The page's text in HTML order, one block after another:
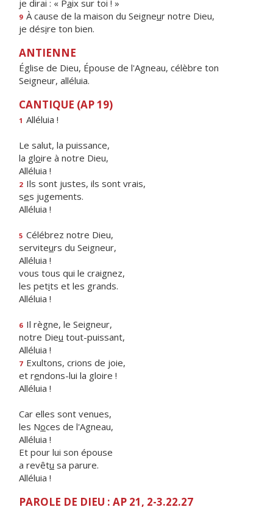
je dirai : « Paix sur toi ! »
9 À cause de la maison du Seigneur notre Dieu,
je désire ton bien.
ANTIENNE
Église de Dieu, Épouse de l'Agneau, célèbre ton
Seigneur, alléluia.
CANTIQUE (AP 19)
1 Alléluia !
Le salut, la puissance,
la gloire à notre Dieu,
Alléluia !
2 Ils sont justes, ils sont vrais,
ses jugements.
Alléluia !
5 Célébrez notre Dieu,
serviteurs du Seigneur,
Alléluia !
vous tous qui le craignez,
les petits et les grands.
Alléluia !
6 Il règne, le Seigneur,
notre Dieu tout-puissant,
Alléluia !
7 Exultons, crions de joie,
et rendons-lui la gloire !
Alléluia !
Car elles sont venues,
les Noces de l'Agneau,
Alléluia !
Et pour lui son épouse
a revêtu sa parure.
Alléluia !
PAROLE DE DIEU : AP 21, 2-3.22.27